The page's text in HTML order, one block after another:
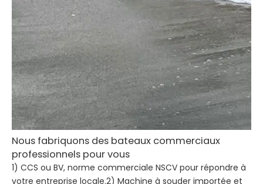
Nous fabriquons des bateaux commerciaux
professionnels pour vous
1) CCS ou BV, norme commerciale NSCV pour répondre à
votre entreprise locale.2) Machine à souder importée et